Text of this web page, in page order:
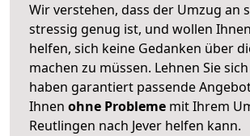
Wir verstehen, dass der Umzug an
stressig genug ist, und wollen
helfen, sich keine Gedanken über
machen zu müssen. Lehnen Sie
haben garantiert passende
Ihnen ohne Probleme mit Ihrem
Reutlingen nach Jever helfen kann.